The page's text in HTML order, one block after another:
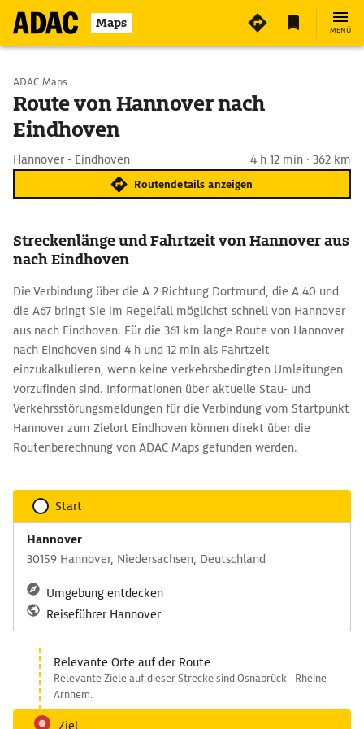
Maps MENÜ
Start wählen
Ziel eingeben
ADAC Maps
Route von Hannover nach
Eindhoven
Hannover - Eindhoven 4 h 12 min · 362 km
Routendetails anzeigen
Streckenlänge und Fahrtzeit von Hannover aus
nach Eindhoven
Die Verbindung über die A 2 Richtung Dortmund, die A 40 und
die A67 bringt Sie im Regelfall möglichst schnell von Hannover
aus nach Eindhoven. Für die 361 km lange Route von Hannover
nach Eindhoven sind 4 h und 12 min als Fahrtzeit
einzukalkulieren, wenn keine verkehrsbedingten Umleitungen
vorzufinden sind. Informationen über aktuelle Stau- und
Verkehrsstörungsmeldungen für die Verbindung vom Startpunkt
Hannover zum Zielort Eindhoven können direkt über die
Routenberechnung von ADAC Maps gefunden werden.
Start
Hannover
30159 Hannover, Niedersachsen, Deutschland
Umgebung entdecken
Reiseführer Hannover
Relevante Orte auf der Route
Relevante Ziele auf dieser Strecke sind Osnabrück - Rheine -
Arnhem.
Ziel